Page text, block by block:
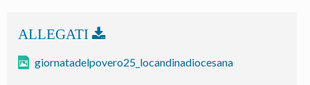
giornatadelpovero25_locandinadiocesana